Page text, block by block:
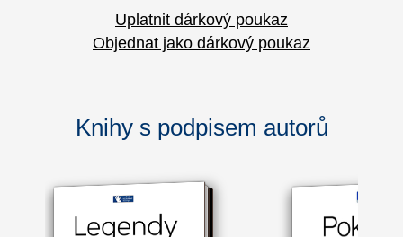
Uplatnit dárkový poukaz
Objednat jako dárkový poukaz
Knihy s podpisem autorů